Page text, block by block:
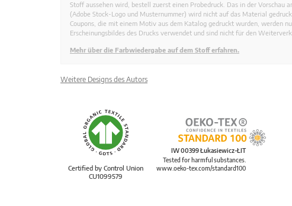
Stoff aussehen wird, bestell zuerst einen Probedruck. Das in der Vorschau
(Adobe Stock-Logo und Musternummer) wird nicht auf das Material
Coupons, die mit einem Motiv aus dem Katalog gedruckt wurden, werden
Erscheinungsbildes des Drucks verwendet und sind nicht für den
Mehr über die Farbwiedergabe auf dem Stoff erfahren.
Weitere Designs des Autors
Certified by Control Union
CU1099579
IW 00399 Łukasiewicz-ŁIT
Tested for harmful substances.
www.oeko-tex.com/standard100